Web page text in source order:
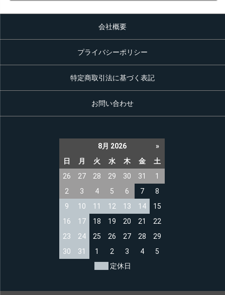
会社概要
プライバシーポリシー
特定商取引法に基づく表記
お問い合わせ
8月 2026
»
日
月 火 水 木 金
土
26
27 28 29 30 31
1
2
3 4 5 6 7
8
9
10 11 12 13 14
15
16
17 18 19 20 21
22
23
24 25 26 27 28
29
30
31 1 2 3 4
5
定休日